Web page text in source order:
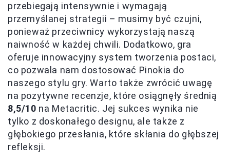
przebiegają intensywnie i wymagają
przemyślanej strategii – musimy być czujni,
ponieważ przeciwnicy wykorzystają naszą
naiwność w każdej chwili. Dodatkowo, gra
oferuje innowacyjny system tworzenia postaci,
co pozwala nam dostosować Pinokia do
naszego stylu gry. Warto także zwrócić uwagę
na pozytywne recenzje, które osiągnęły średnią
8,5/10 na Metacritic. Jej sukces wynika nie
tylko z doskonałego designu, ale także z
głębokiego przesłania, które skłania do głębszej
refleksji.